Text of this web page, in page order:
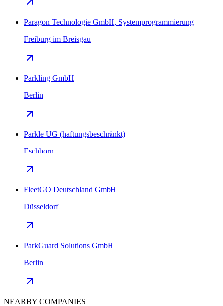
Paragon Technologie GmbH, Systemprogrammierung
Freiburg im Breisgau
Parkling GmbH
Berlin
Parkle UG (haftungsbeschränkt)
Eschborn
FleetGO Deutschland GmbH
Düsseldorf
ParkGuard Solutions GmbH
Berlin
NEARBY COMPANIES